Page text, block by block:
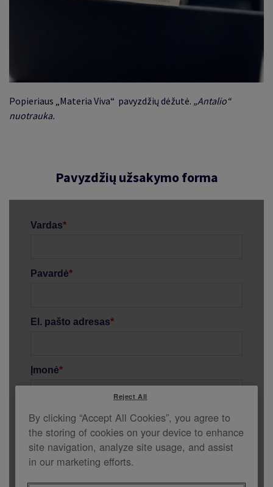
Popieriaus „ Materia Viva“ pavyzdžių dėžutė. „Antalio“
nuotrauka.
Pavyzdžių užsakymo forma